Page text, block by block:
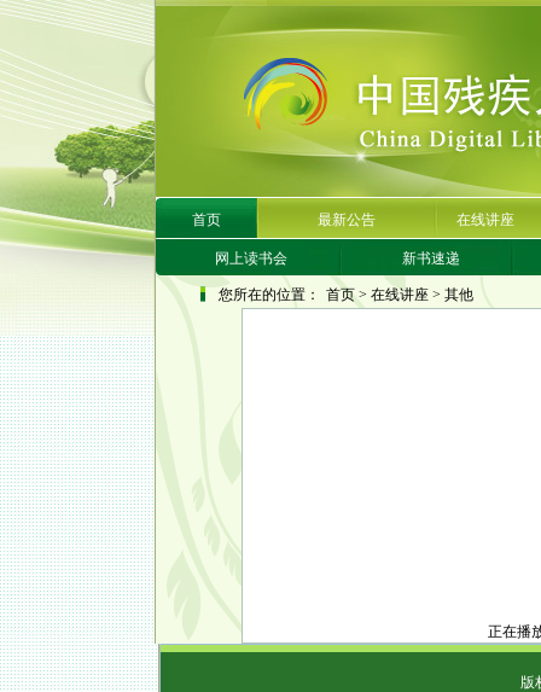
首页 最新公告 在线讲座
网上读书会 新书速递
您所在的位置： 首页 > 在线讲座 > 其他
正在播
版